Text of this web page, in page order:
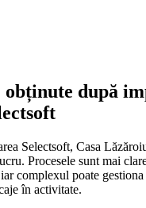
după
Selectsoft, Casa
Procesele sunt mai
complexul poate
în activitate.